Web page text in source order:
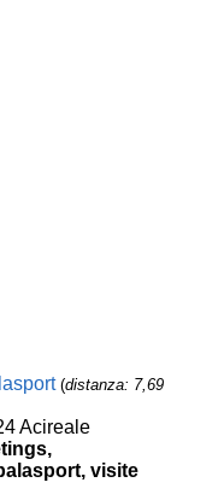
(distanza: 7,69
Acireale
visite